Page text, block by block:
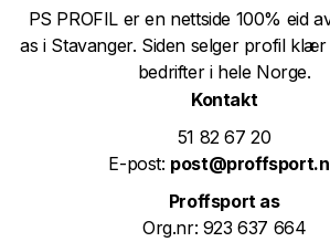
PS PROFIL er en nettside 100% eid
as i Stavanger. Siden selger profil
bedrifter i hele Norge.
Kontakt
51 82 67 20
E-post:
Proffsport as
Org.nr: 923 637 664